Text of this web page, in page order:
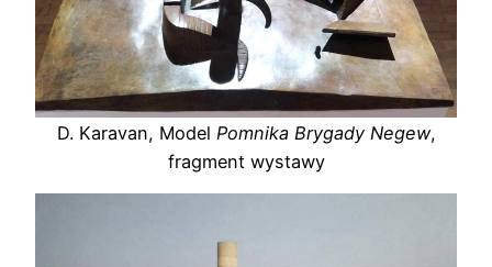
D. Karavan, Model Pomnika Brygady Negew,
fragment wystawy